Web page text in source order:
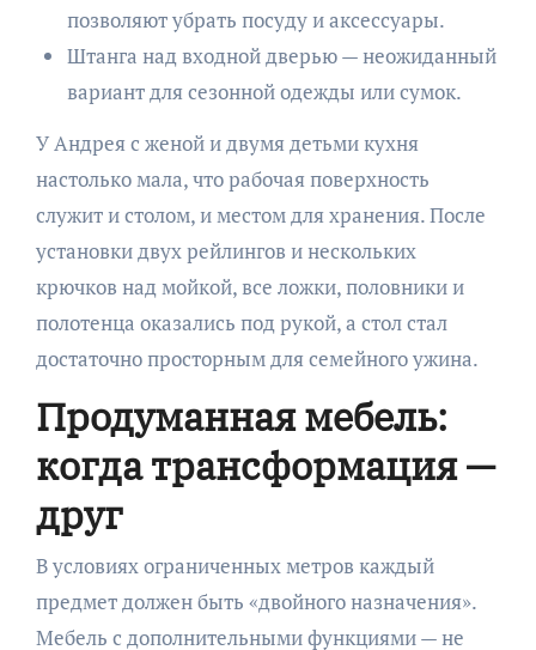
позволяют убрать посуду и аксессуары.
Штанга над входной дверью — неожиданный
вариант для сезонной одежды или сумок.
У Андрея с женой и двумя детьми кухня
настолько мала, что рабочая поверхность
служит и столом, и местом для хранения. После
установки двух рейлингов и нескольких
крючков над мойкой, все ложки, половники и
полотенца оказались под рукой, а стол стал
достаточно просторным для семейного ужина.
Продуманная мебель:
когда трансформация —
друг
В условиях ограниченных метров каждый
предмет должен быть «двойного назначения».
Мебель с дополнительными функциями — не